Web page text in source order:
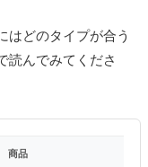
はどのタイプが合う
読んでみてくださ
商品